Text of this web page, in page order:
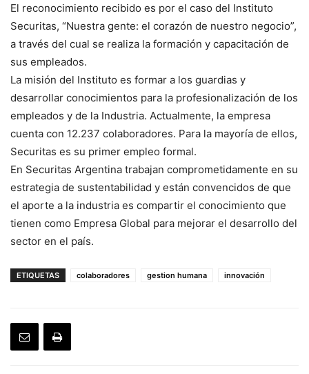
El reconocimiento recibido es por el caso del Instituto
Securitas, “Nuestra gente: el corazón de nuestro negocio”,
a través del cual se realiza la formación y capacitación de
sus empleados.
La misión del Instituto es formar a los guardias y
desarrollar conocimientos para la profesionalización de los
empleados y de la Industria. Actualmente, la empresa
cuenta con 12.237 colaboradores. Para la mayoría de ellos,
Securitas es su primer empleo formal.
En Securitas Argentina trabajan comprometidamente en su
estrategia de sustentabilidad y están convencidos de que
el aporte a la industria es compartir el conocimiento que
tienen como Empresa Global para mejorar el desarrollo del
sector en el país.
ETIQUETAS colaboradores gestion humana innovación